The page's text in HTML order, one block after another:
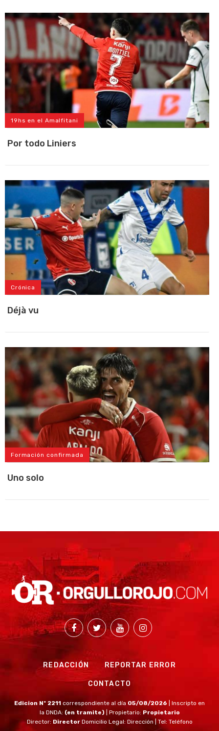
19hs en el Amalfitani
Por todo Liniers
Crónica
Déjà vu
Formación confirmada
Uno solo
REDACCIÓN REPORTAR ERROR
CONTACTO
Edicion Nº 2211 correspondiente al día 05/08/2026
| Inscripto en
la DNDA: (en tramite) | Propietario: Propietario
Director: Director Domicilio Legal: Dirección | Tel: Teléfono